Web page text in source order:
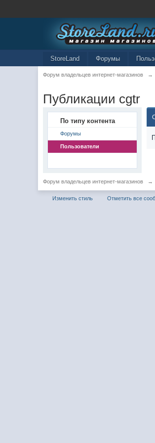
StoreLand Форумы
Форум владельцев интернет-магазинов →
Публикации cgtr
По типу контента
Форумы
Пользователи
Форум владельцев интернет-магазинов →
Изменить стиль Отметить все